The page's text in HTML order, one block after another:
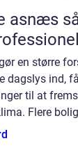
finder du
en større
dagslys ind,
til at
Flere
vælger derfor